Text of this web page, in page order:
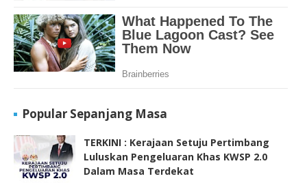
Popular Sepanjang Masa
TERKINI : Kerajaan Setuju Pertimbang
Luluskan Pengeluaran Khas KWSP 2.0
Dalam Masa Terdekat